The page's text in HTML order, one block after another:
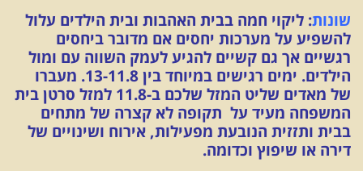
שונות: ליקוי חמה בבית האהבות ובית הילדים עלול
להשפיע על מערכות יחסים אם מדובר ביחסים
רגשיים אך גם קשיים להגיע לעמק השווה עם ומול
הילדים. ימים רגישים במיוחד בין 13-11.8. מעברו
של מאדים שליט המזל שלכם ב-11.8 למזל סרטן בית
המשפחה מעיד על תקופה לא קצרה של מתחים
בבית ותזזית הנובעת מפעילות, אירוח ושינויים של
דירה או שיפוץ וכדומה.